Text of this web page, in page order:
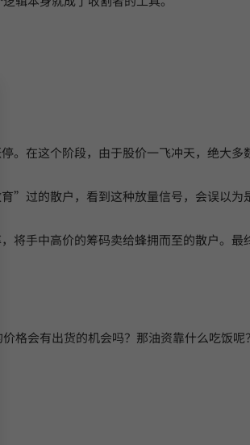
在这个阶段，由于股价一飞冲天，绝大多
”过的散户，看到这种放量信号，会误以为
将手中高价的筹码卖给蜂拥而至的散户。最
格会有出货的机会吗？那油资靠什么吃饭呢？